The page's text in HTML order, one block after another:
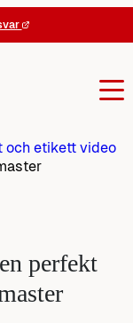
och etikett video
perfekt